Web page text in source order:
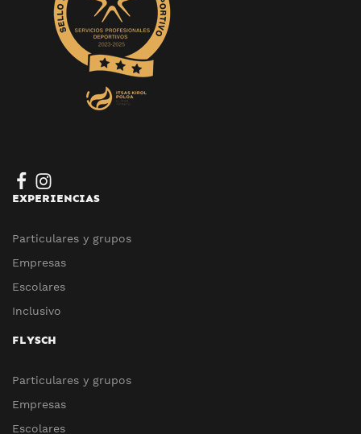
EXPERIENCIAS
Particulares y grupos
Empresas
Escolares
Inclusivo
FLYSCH
Particulares y grupos
Empresas
Escolares